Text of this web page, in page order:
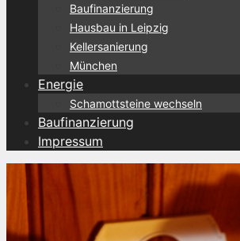
Baufinanzierung
Hausbau in Leipzig
Kellersanierung
München
Energie
Schamottsteine wechseln
Baufinanzierung
Impressum